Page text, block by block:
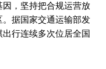
，坚持把合规运营放
据国家交通运输部发
行连续多次位居全国